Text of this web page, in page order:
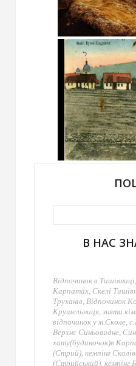
В НАС
Відпочинок в
Карпатах, Скелі
Труханів, Відпочинок
Крушельниця, зняти
відпочинок у м.Сколе,
Верхнє Синьовидне,
хату(будиночок)в
(Стрий), кемпінг
(Стрийський), кемпінг